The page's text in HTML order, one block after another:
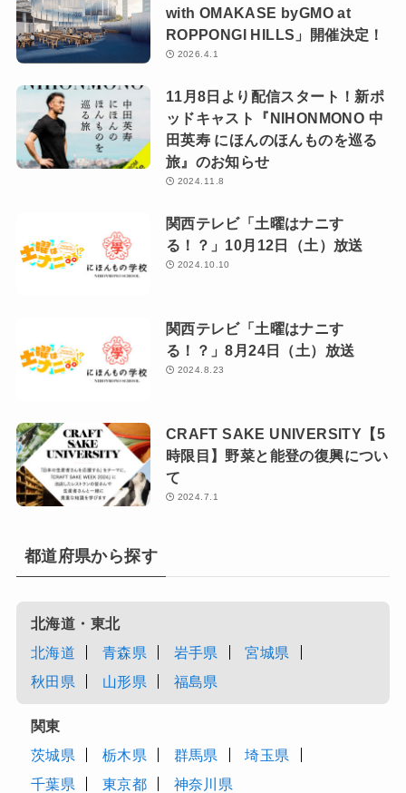
with OMAKASE byGMO at
ROPPONGI HILLS」開催決定！
2026.4.1
11月8日より配信スタート！新ポ
ッドキャスト『NIHONMONO 中
田英寿 にほんのほんものを巡る
旅』のお知らせ
2024.11.8
関西テレビ「土曜はナニす
る！？」10月12日（土）放送
2024.10.10
関西テレビ「土曜はナニす
る！？」8月24日（土）放送
2024.8.23
CRAFT SAKE UNIVERSITY【5
時限目】野菜と能登の復興につい
て
2024.7.1
都道府県から探す
北海道・東北
北海道
青森県 岩手県
宮城県
秋田県
山形県 福島県
関東
茨城県
栃木県 群馬県
埼玉県
千葉県
東京都 神奈川県